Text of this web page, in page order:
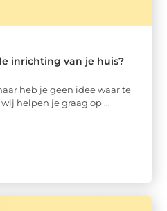
inrichting van je huis?
heb je geen idee waar te
helpen je graag op ...